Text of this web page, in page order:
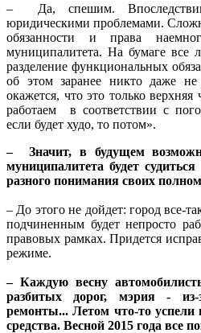
– Да, спешим.
юридическими проблемами.
обязанности и права
муниципалитета. На бумаге все
разделение функциональных
об этом заранее никто даже
окажется, что это только верхняя
работаем в соответствии с
если будет худо, то потом».
– Значит, в будущем
муниципалитета будет
разного понимания своих
– До этого не дойдет: город все-
подчиненным будет непросто
правовых рамках. Придется
режиме.
– Каждую весну
разбитых дорог, мэрия - из-
ремонты... Летом что-то успели
средства. Весной 2015 года все